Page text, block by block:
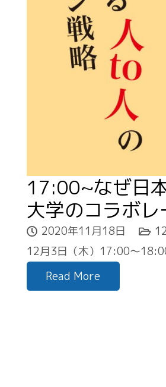
17:00~なぜ日
大学のコラボ
2020年11月18日
12月3日（木）17:00〜
Read More